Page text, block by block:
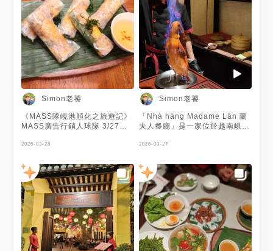
Simon老饕
《MASS隊峴港順化之旅遊記》
MASS廣告行銷人球隊 3/27
晚在峴港知名的米其林餐廳
夫人餐廳」吃晚餐，這家餐廳以
提供道地的越南料理和古色古香
的黃色法式建築風格成為網紅餐
廳，我來分享一下我們點的“兩
百萬套餐”的內容。 #越南 #峴
港 #Nhà hàng Madame Lân
#蘭夫人餐廳 #兩百萬套餐
#MASS #廣告行銷人球隊
2026-03-28
Simon老饕
「Nhà hàng Madame Lân 蘭
夫人餐廳」是一家位於越南峴港
以提供道地的越南料理（如越式
黃色法式建築風格聞名。 這道
訂價百萬越南盾的“火焰烤鴨”一
定要嚐嚐！🤤👍👍👍 #越南 #峴
港 #Nhà hàng Madame Lân
#蘭夫人餐廳 #火焰烤鴨
#MASS #廣告行銷人球隊
2026-03-27